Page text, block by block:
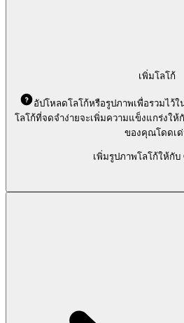
เพิ่มโลโก้
อัปโหลดโลโก้หรือรูปภาพเพื่อรวมไว้
โลโก้ที่จดจำง่ายจะเพิ่มความแข็งแกร่งให้
ของคุณโดดเ
เพิ่มรูปภาพโลโก้ให้กับ